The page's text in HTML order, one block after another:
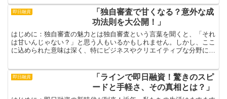
即日融資
「独自審査で甘くなる？意外な成
功法則を大公開！」
はじめに：独自審査の魅力とは独自審査という言葉を聞くと、「それ
は甘いんじゃない？」と思う人もいるかもしれません。しかし、ここ
に込められた意味は深く、特にビジネスやクリエイティブな分野にお
即日融資
「ラインで即日融資！驚きのスピ
ードと手軽さ、その真相とは？」